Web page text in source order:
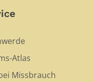
Atlas
Missbrauch